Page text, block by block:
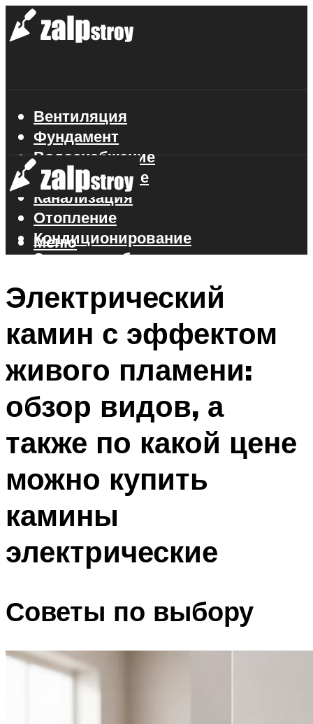
Вентиляция
Фундамент
Водоснабжение
Газоснабжение
Канализация
Отопление
Кондиционирование
Электроснабжение
Меню
Меню
Электрический
камин с эффектом
живого пламени:
обзор видов, а
также по какой цене
можно купить
камины
электрические
Советы по выбору